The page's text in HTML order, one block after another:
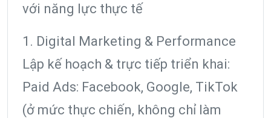
với năng lực thực tế
1. Digital Marketing & Performance
Lập kế hoạch & trực tiếp triển khai:
Paid Ads: Facebook, Google, TikTok
(ở mức thực chiến, không chỉ làm